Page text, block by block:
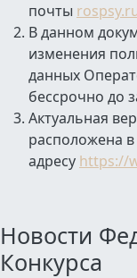
почты
В данном
изменения
данных
бессрочно до
Актуальная
расположена
адресу https://
Новости
Конкурса